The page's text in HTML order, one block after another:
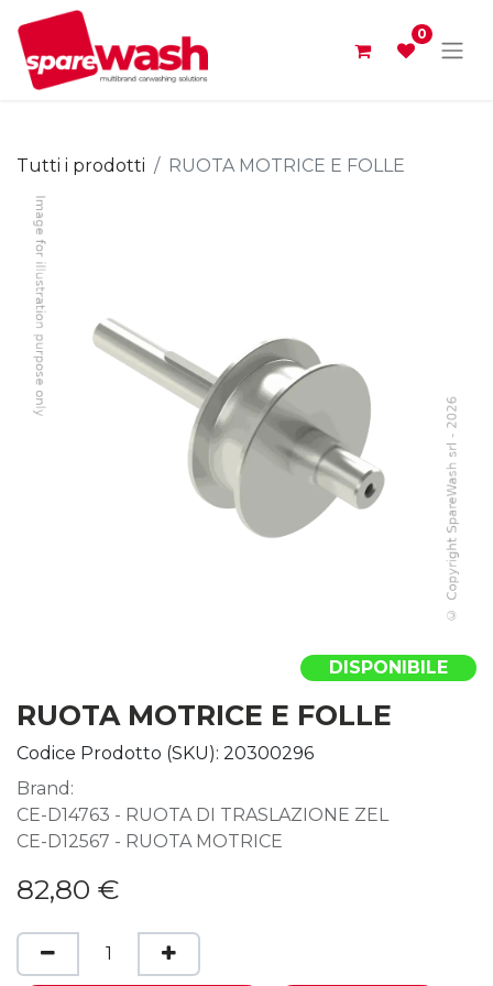
0
Tutti i prodotti RUOTA MOTRICE E FOLLE
DISPONIBILE
RUOTA MOTRICE E FOLLE
Codice Prodotto (SKU): 20300296
Brand:
CE-D14763 - RUOTA DI TRASLAZIONE ZEL
CE-D12567 - RUOTA MOTRICE
82,80 €